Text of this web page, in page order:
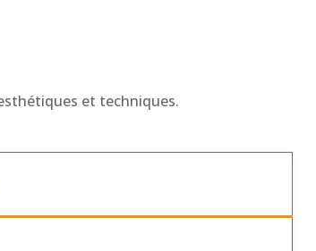
et techniques.